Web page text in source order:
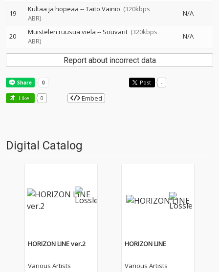
19 Kultaa ja hopeaa --Taito Vainio (320kbps
ABR)
N/A
20 Muistelen ruusua vielä -- Souvarit (320kbps
ABR)
N/A
Report about incorrect data
Post -
Like! 0 Embed
Digital Catalog
HORIZON LINE ver.2
Various Artists
HORIZON LINE
Various Artists